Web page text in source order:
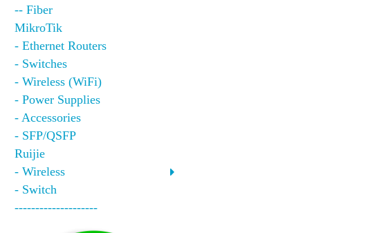
-- Fiber
MikroTik
- Ethernet Routers
- Switches
- Wireless (WiFi)
- Power Supplies
- Accessories
- SFP/QSFP
Ruijie
- Wireless
- Switch
--------------------